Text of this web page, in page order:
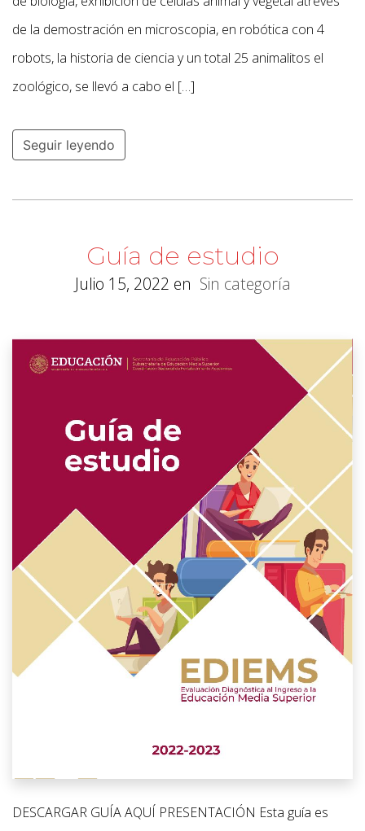
de la demostración en microscopia, en robótica con 4
robots, la historia de ciencia y un total 25 animalitos el
zoológico, se llevó a cabo el […]
Seguir leyendo
Guía de estudio
Julio 15, 2022 en Sin categoría
DESCARGAR GUÍA AQUÍ PRESENTACIÓN Esta guía es